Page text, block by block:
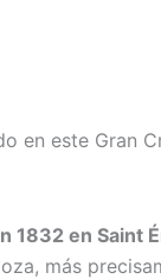
en este Gran
1832 en Saint
más